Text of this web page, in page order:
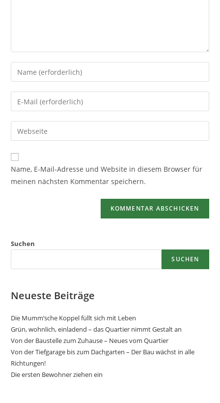
Name, E-Mail-Adresse und Website in diesem Browser für
meinen nächsten Kommentar speichern.
Suchen
SUCHEN
Neueste Beiträge
Die Mumm’sche Koppel füllt sich mit Leben
Grün, wohnlich, einladend – das Quartier nimmt Gestalt an
Von der Baustelle zum Zuhause – Neues vom Quartier
Von der Tiefgarage bis zum Dachgarten – Der Bau wächst in alle
Richtungen!
Die ersten Bewohner ziehen ein